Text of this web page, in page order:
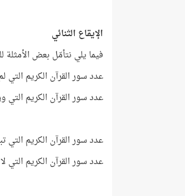
الإيقاع الثنائي
فيما يلي نتأمّل بعض الأمثلة
عدد سور القرآن الكريم التي
عدد سور القرآن الكريم التي
عدد سور القرآن الكريم التي
عدد سور القرآن الكريم التي